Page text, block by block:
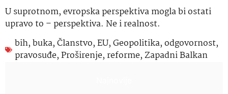
U suprotnom, evropska perspektiva mogla bi ostati
upravo to – perspektiva. Ne i realnost.
bih,buka,Članstvo,EU,Geopolitika,odgovornost,
pravosuđe,Proširenje, reforme,Zapadni Balkan